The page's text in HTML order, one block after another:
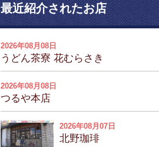
最近紹介されたお店
2026年08月08日
うどん茶寮 花むらさき
2026年08月08日
つるや本店
2026年08月07日
北野珈琲